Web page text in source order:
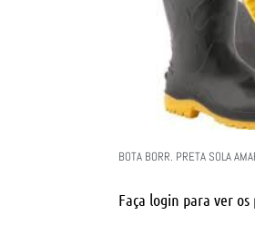
BOTA BORR. PRETA SOLA
Faça login para ver os